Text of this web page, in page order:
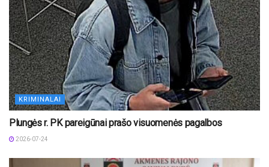
KRIMINALAI
Plungės r. PK pareigūnai prašo visuomenės pagalbos
2026-07-24